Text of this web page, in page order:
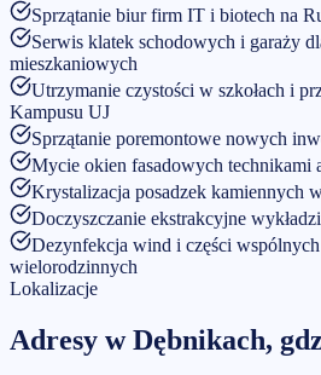
Sprzątanie biur firm IT i biotech na
Serwis klatek schodowych i garaży
mieszkaniowych
Utrzymanie czystości w szkołach i
Kampusu UJ
Sprzątanie poremontowe nowych
Mycie okien fasadowych technikami
Krystalizacja posadzek kamiennych
Doczyszczanie ekstrakcyjne
Dezynfekcja wind i części
wielorodzinnych
Lokalizacje
Adresy wDębnikach,